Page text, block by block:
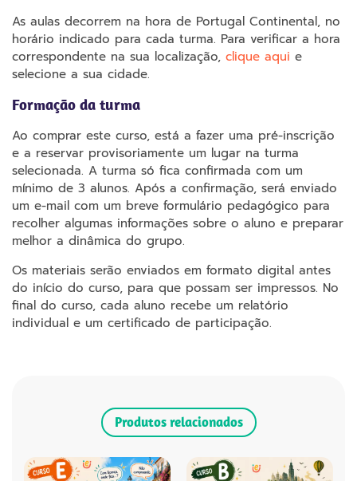
As aulas decorrem na hora de Portugal Continental, no
horário indicado para cada turma. Para verificar a hora
correspondente na sua localização, clique aqui e
selecione a sua cidade.
Formação da turma
Ao comprar este curso, está a fazer uma pré-inscrição
e a reservar provisoriamente um lugar na turma
selecionada. A turma só fica confirmada com um
mínimo de 3 alunos. Após a confirmação, será enviado
um e-mail com um breve formulário pedagógico para
recolher algumas informações sobre o aluno e preparar
melhor a dinâmica do grupo.
Os materiais serão enviados em formato digital antes
do início do curso, para que possam ser impressos. No
final do curso, cada aluno recebe um relatório
individual e um certificado de participação.
Produtos relacionados